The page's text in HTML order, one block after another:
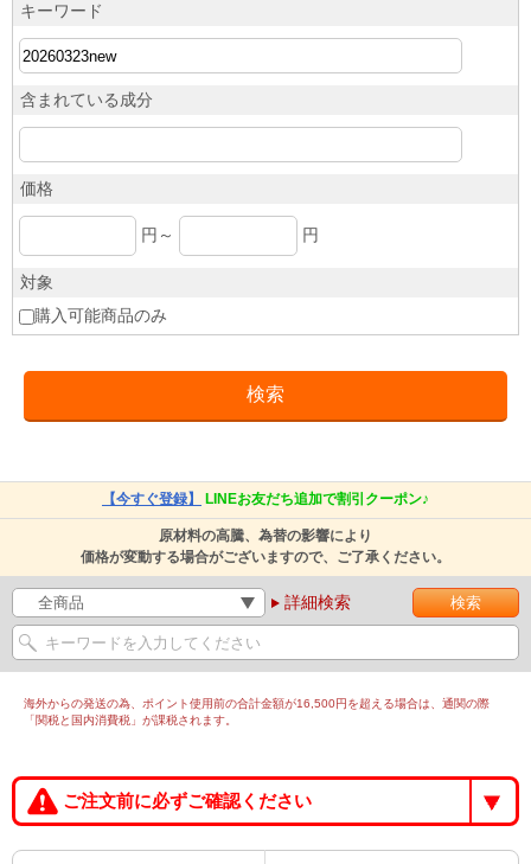
キーワード
含まれている成分
価格
円～ 円
対象
購入可能商品のみ
【今すぐ登録】 LINEお友だち追加で割引クーポン♪
原材料の高騰、為替の影響により
価格が変動する場合がございますので、ご了承ください。
詳細検索
海外からの発送の為、ポイント使用前の合計金額が16,500円を超える場合は、通関の際
「関税と国内消費税」が課税されます。
ご注文前に必ずご確認ください